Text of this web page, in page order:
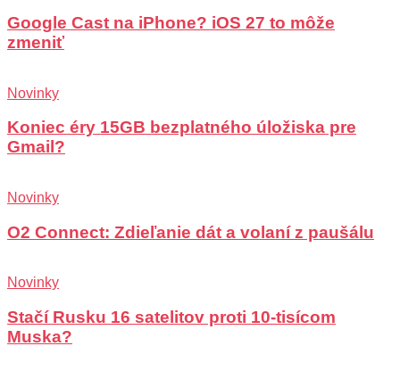
Google Cast na iPhone? iOS 27 to môže
zmeniť
Novinky
Koniec éry 15GB bezplatného úložiska pre
Gmail?
Novinky
O2 Connect: Zdieľanie dát a volaní z paušálu
Novinky
Stačí Rusku 16 satelitov proti 10-tisícom
Muska?